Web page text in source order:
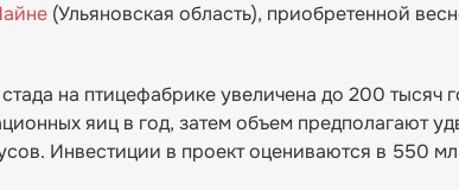
(Ульяновская область), приобретенной
на птицефабрике увеличена до 200 тысяч
яиц в год, затем объем предполагают
Инвестиции в проект оцениваются в 550